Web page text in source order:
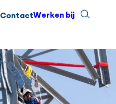
ContactWerken bij Zoeken
Sluiten